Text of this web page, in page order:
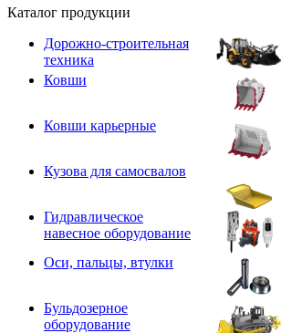
Каталог продукции
Дорожно-строительная
техника
Ковши
Ковши карьерные
Кузова для самосвалов
Гидравлическое
навесное оборудование
Оси, пальцы, втулки
Бульдозерное
оборудование